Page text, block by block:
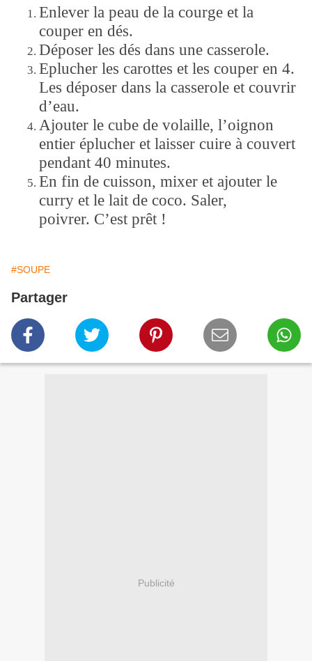
Enlever la peau de la courge et la
couper en dés.
Déposer les dés dans une casserole.
Eplucher les carottes et les couper en 4.
Les déposer dans la casserole et couvrir
d’eau.
Ajouter le cube de volaille, l’oignon
entier éplucher et laisser cuire à couvert
pendant 40 minutes.
En fin de cuisson, mixer et ajouter le
curry et le lait de coco. Saler,
poivrer. C’est prêt !
#SOUPE
Partager
Publicité